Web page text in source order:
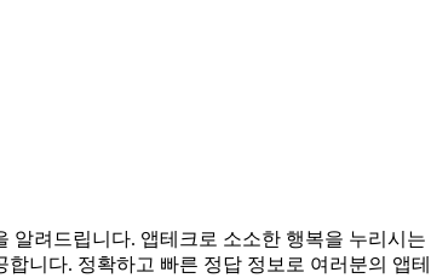
알려드립니다. 앱테크로 소소한 행복을 누리
니다. 정확하고 빠른 정답 정보로 여러분의 앱